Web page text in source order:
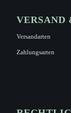
VERSAND
Versandarten
Zahlungsarten